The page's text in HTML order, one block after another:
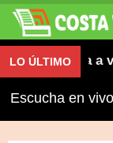
LO ÚLTIMO a
Escucha en